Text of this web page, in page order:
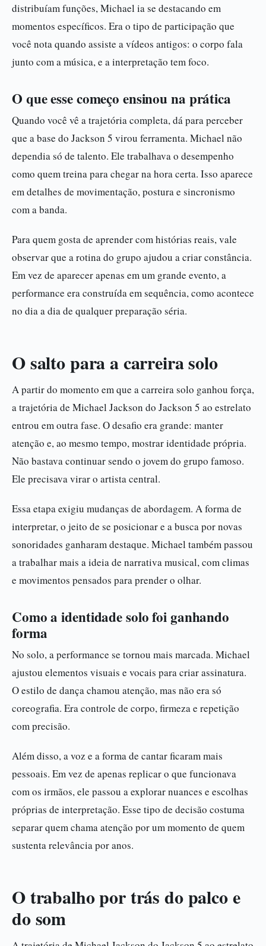
distribuíam funções, Michael ia se destacando em
momentos específicos. Era o tipo de participação que
você nota quando assiste a vídeos antigos: o corpo fala
junto com a música, e a interpretação tem foco.
O que esse começo ensinou na prática
Quando você vê a trajetória completa, dá para perceber
que a base do Jackson 5 virou ferramenta. Michael não
dependia só de talento. Ele trabalhava o desempenho
como quem treina para chegar na hora certa. Isso aparece
em detalhes de movimentação, postura e sincronismo
com a banda.
Para quem gosta de aprender com histórias reais, vale
observar que a rotina do grupo ajudou a criar constância.
Em vez de aparecer apenas em um grande evento, a
performance era construída em sequência, como acontece
no dia a dia de qualquer preparação séria.
O salto para a carreira solo
A partir do momento em que a carreira solo ganhou força,
a trajetória de Michael Jackson do Jackson 5 ao estrelato
entrou em outra fase. O desafio era grande: manter
atenção e, ao mesmo tempo, mostrar identidade própria.
Não bastava continuar sendo o jovem do grupo famoso.
Ele precisava virar o artista central.
Essa etapa exigiu mudanças de abordagem. A forma de
interpretar, o jeito de se posicionar e a busca por novas
sonoridades ganharam destaque. Michael também passou
a trabalhar mais a ideia de narrativa musical, com climas
e movimentos pensados para prender o olhar.
Como a identidade solo foi ganhando
forma
No solo, a performance se tornou mais marcada. Michael
ajustou elementos visuais e vocais para criar assinatura.
O estilo de dança chamou atenção, mas não era só
coreografia. Era controle de corpo, firmeza e repetição
com precisão.
Além disso, a voz e a forma de cantar ficaram mais
pessoais. Em vez de apenas replicar o que funcionava
com os irmãos, ele passou a explorar nuances e escolhas
próprias de interpretação. Esse tipo de decisão costuma
separar quem chama atenção por um momento de quem
sustenta relevância por anos.
O trabalho por trás do palco e
do som